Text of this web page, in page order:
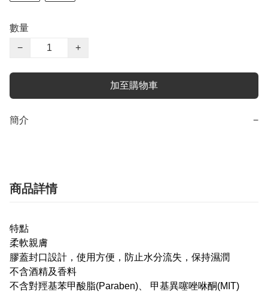
數量
−
+
加至購物車
簡介 −
商品詳情
特點
柔軟親膚
膠蓋封口設計，使用方便，防止水分流失，保持濕潤
不含酒精及香料
不含對羥基苯甲酸脂(Paraben)、 甲基異噻唑咻酮(MIT)